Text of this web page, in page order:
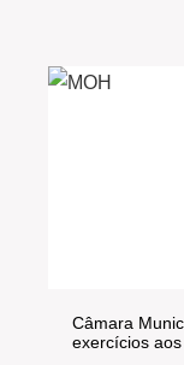
Câmara
exercícios